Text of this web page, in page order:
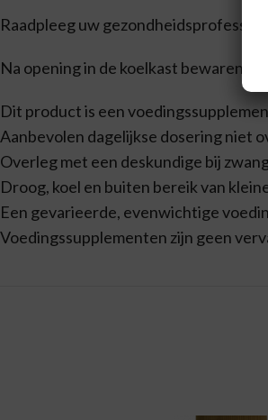
Raadpleeg uw
Na opening in de koelkast bewaren
Dit product is een
Aanbevolen dagelijkse dosering niet
Overleg met een deskundige bij
Droog, koel en buiten bereik van
Een gevarieerde, evenwichtige
Voedingssupplementen zijn geen